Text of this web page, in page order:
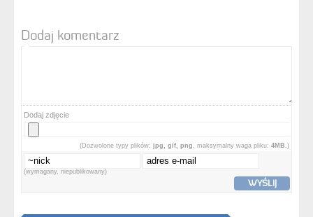
Dodaj komentarz
Dodaj zdjęcie
(Dozwolone typy plików: jpg, gif, png , maksymalny waga pliku: 4MB. )
(wymagany, niepublikowany)
WYŚLIJ